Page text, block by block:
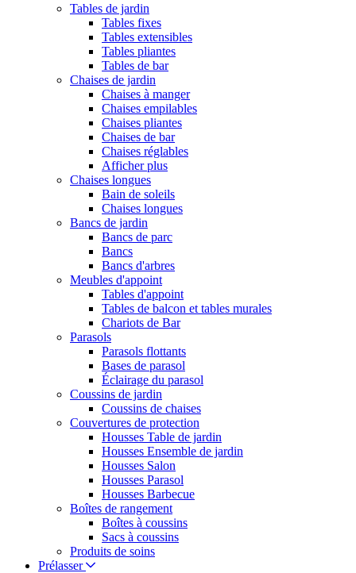
Tables de jardin
Tables fixes
Tables extensibles
Tables pliantes
Tables de bar
Chaises de jardin
Chaises à manger
Chaises empilables
Chaises pliantes
Chaises de bar
Chaises réglables
Afficher plus
Chaises longues
Bain de soleils
Chaises longues
Bancs de jardin
Bancs de parc
Bancs
Bancs d'arbres
Meubles d'appoint
Tables d'appoint
Tables de balcon et tables murales
Chariots de Bar
Parasols
Parasols flottants
Bases de parasol
Éclairage du parasol
Coussins de jardin
Coussins de chaises
Couvertures de protection
Housses Table de jardin
Housses Ensemble de jardin
Housses Salon
Housses Parasol
Housses Barbecue
Boîtes de rangement
Boîtes à coussins
Sacs à coussins
Produits de soins
Prélasser